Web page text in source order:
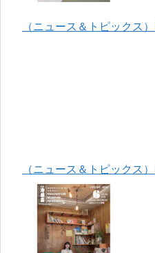
（ニュース＆トピックス
（ニュース＆トピックス